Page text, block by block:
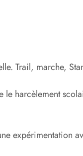
Trail, marche,
le harcèlement
expérimentation